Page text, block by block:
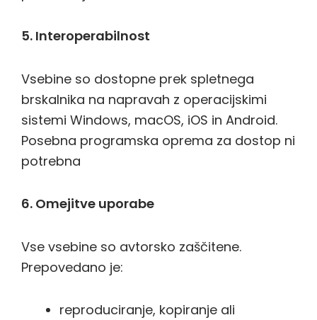
5. Interoperabilnost
Vsebine so dostopne prek spletnega
brskalnika na napravah z operacijskimi
sistemi Windows, macOS, iOS in Android.
Posebna programska oprema za dostop ni
potrebna
6. Omejitve uporabe
Vse vsebine so avtorsko zaščitene.
Prepovedano je:
reproduciranje, kopiranje ali